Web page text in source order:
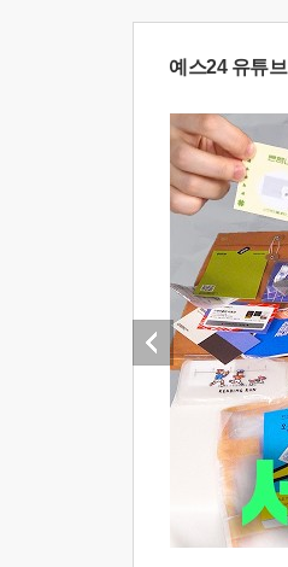
예스24 유튜브